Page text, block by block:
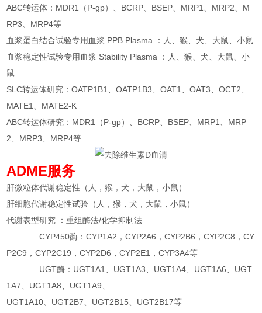
ABC转运体：MDR1（P-gp）、BCRP、BSEP、MRP1、MRP2、M
RP3、MRP4等
血浆蛋白结合试验专用血浆 PPB Plasma ：人、猴、犬、大鼠、小鼠
血浆稳定性试验专用血浆 Stability Plasma ：人、猴、犬、大鼠、小
鼠
SLC转运体研究：OATP1B1、OATP1B3、OAT1、OAT3、OCT2、
MATE1、MATE2-K
ABC转运体研究：MDR1（P-gp）、BCRP、BSEP、MRP1、MRP
2、MRP3、MRP4等
ADME服务
肝微粒体代谢稳定性（人，猴，犬，大鼠，小鼠）
肝细胞代谢稳定性试验（人，猴，犬，大鼠，小鼠）
代谢表型研究 ：重组酶法/化学抑制法
CYP450酶：CYP1A2，CYP2A6，CYP2B6，CYP2C8，CY
P2C9，CYP2C19，CYP2D6，CYP2E1，CYP3A4等
UGT酶：UGT1A1、UGT1A3、UGT1A4、UGT1A6、UGT
1A7、UGT1A8、UGT1A9、
UGT1A10、UGT2B7、UGT2B15、UGT2B17等